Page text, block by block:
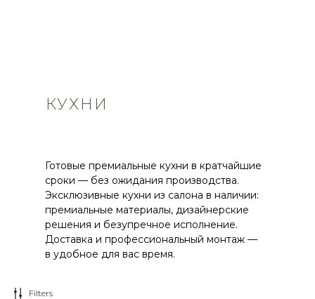
КУХНИ
Готовые премиальные кухни в кратчайшие
сроки — без ожидания производства.
Эксклюзивные кухни из салона в наличии:
премиальные материалы, дизайнерские
решения и безупречное исполнение.
Доставка и профессиональный монтаж —
в удобное для вас время.
Filters